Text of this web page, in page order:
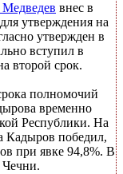
внес в
утверждения на
утвержден в
вступил в
второй срок.
полномочий
временно
Республики. На
Кадыров победил,
при явке 94,8%. В
Чечни.